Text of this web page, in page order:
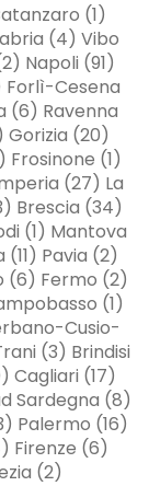
(1)
(4) Vibo
Napoli (91)
Forlì-Cesena
(6) Ravenna
Gorizia (20)
Frosinone (1)
(27) La
Brescia (34)
(1) Mantova
Pavia (2)
(6) Fermo (2)
(1)
Cusio-
(3) Brindisi
Cagliari (17)
Sardegna (8)
Palermo (16)
Firenze (6)
(2)